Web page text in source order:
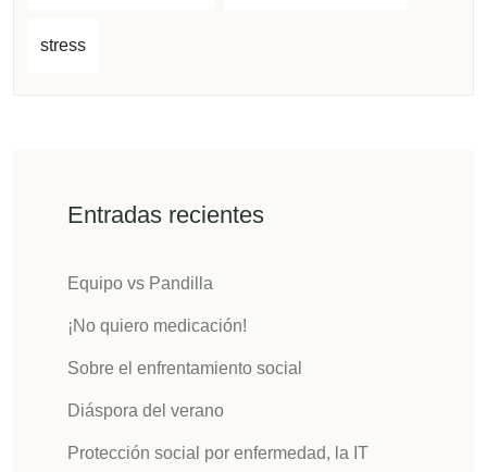
stress
Entradas recientes
Equipo vs Pandilla
¡No quiero medicación!
Sobre el enfrentamiento social
Diáspora del verano
Protección social por enfermedad, la IT